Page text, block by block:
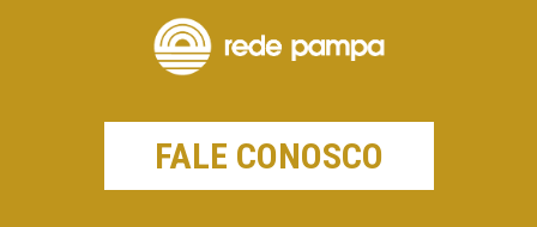
FALE CONOSCO